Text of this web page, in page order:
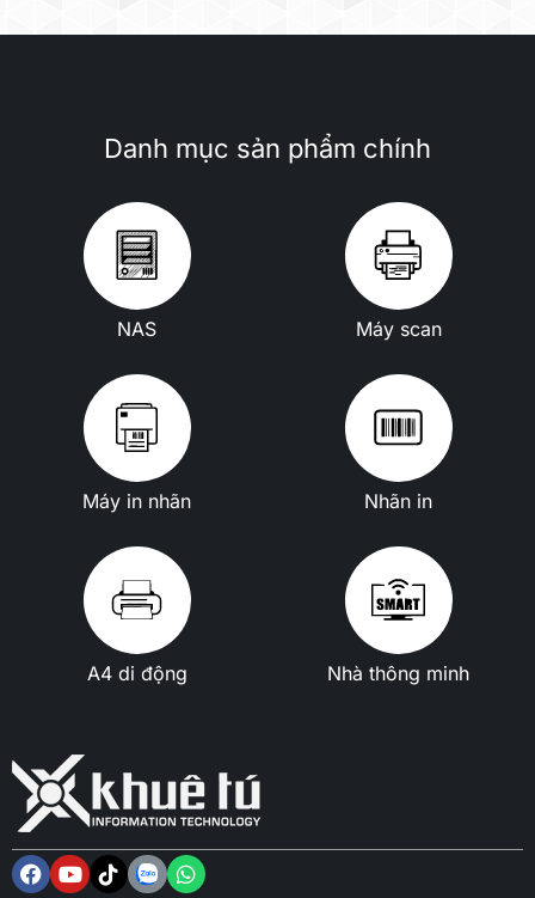
Danh mục sản phẩm chính
NAS Máy scan
Máy in nhãn Nhãn in
A4 di động Nhà thông minh